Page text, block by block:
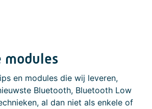
modules
en modules die wij leveren,
Bluetooth, Bluetooth Low
al dan niet als enkele of